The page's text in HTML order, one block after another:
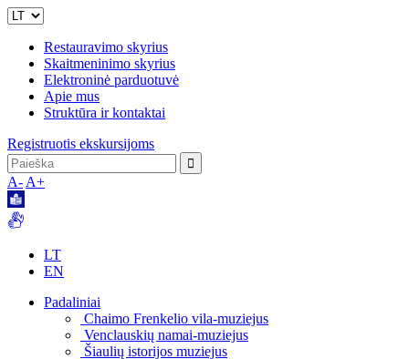
Restauravimo skyrius
Skaitmeninimo skyrius
Elektroninė parduotuvė
Apie mus
Struktūra ir kontaktai
Registruotis ekskursijoms
A- A+
LT
EN
Padaliniai
Chaimo Frenkelio vila-muziejus
Venclauskių namai-muziejus
Šiaulių istorijos muziejus